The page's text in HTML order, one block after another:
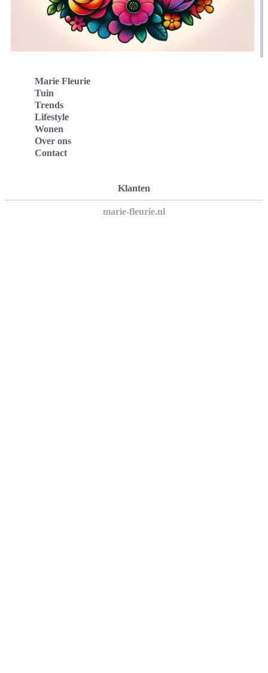
Marie Fleurie
Tuin
Trends
Lifestyle
Wonen
Over ons
Contact
Klanten
marie-fleurie.nl